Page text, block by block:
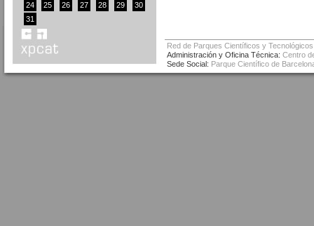
24
25 26 27 28 29
30
31
Red de Parques Científicos y
Administración y Oficina Técnica: Centro
Sede Social: Parque Científico de